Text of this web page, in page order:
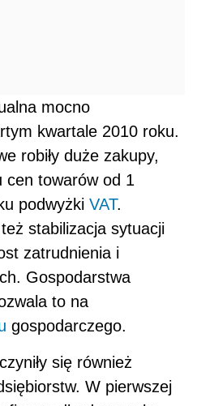
mocno
kwartale 2010 roku.
robiły duże zakupy,
cen towarów od 1
podwyżki VAT.
stabilizacja sytuacji
zatrudnienia i
Gospodarstwa
to na
gospodarczego.
się również
W pierwszej